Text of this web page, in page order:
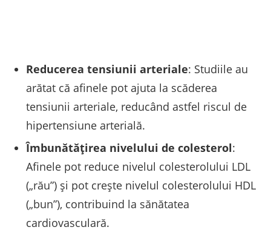
Reducerea tensiunii arteriale: Studiile au
arătat că afinele pot ajuta la scăderea
tensiunii arteriale, reducând astfel riscul de
hipertensiune arterială.
Îmbunătățirea nivelului de colesterol:
Afinele pot reduce nivelul colesterolului LDL
(„rău”) și pot crește nivelul colesterolului HDL
(„bun”), contribuind la sănătatea
cardiovasculară.